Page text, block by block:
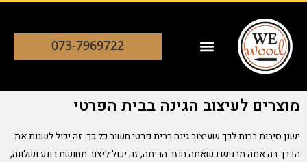
073-7969722
מוצרים לעיצוב הגינה בבית הפרטי
ישנן סיבות רבות לכך שעיצוב גינה בבית פרטי חשוב כל כך. זה יכול לשנות את
הדרך בה אתה מרגיש כשאתה חוזר הביתה, זה יכול ליצור תחושת רוגע ושלווה,